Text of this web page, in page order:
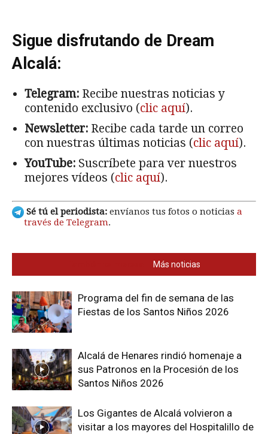
Sigue disfrutando de Dream
Alcalá:
Telegram: Recibe nuestras noticias y
contenido exclusivo (clic aquí).
Newsletter: Recibe cada tarde un correo
con nuestras últimas noticias (clic aquí).
YouTube: Suscríbete para ver nuestros
mejores vídeos (clic aquí).
Sé tú el periodista: envíanos tus fotos o noticias a
través de Telegram.
Más noticias
Programa del fin de semana de las
Fiestas de los Santos Niños 2026
Alcalá de Henares rindió homenaje a
sus Patronos en la Procesión de los
Santos Niños 2026
Los Gigantes de Alcalá volvieron a
visitar a los mayores del Hospitalillo de